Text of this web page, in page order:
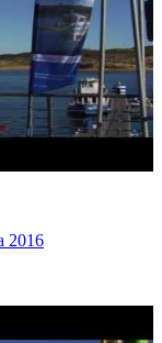
2016